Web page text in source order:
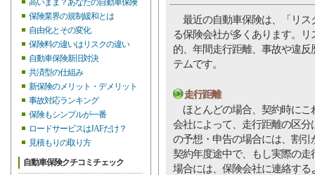
高いまま？あなたの自動車保険
保険業界の規制緩和とは
自由化とその変化
保険料の違いはリスクの違い
自動車保険新旧対決
共済型の仕組み
新保険のメリット・デメリット
事故対応ランキング
保険もシンプルが一番
ロードサービスはJAFだけ？
見積もりの取り方
自動車保険クチコミチェック
最近の自動車保険は、「リス
る保険会社が多くあります。
的、年間走行距離、事故や違
テムです。
走行距離
ほとんどの場合、契約時にこ
会社によって、走行距離の区分
の予想・申告の場合には、割
契約年度途中で、もし実際の
場合には、保険会社に連絡す